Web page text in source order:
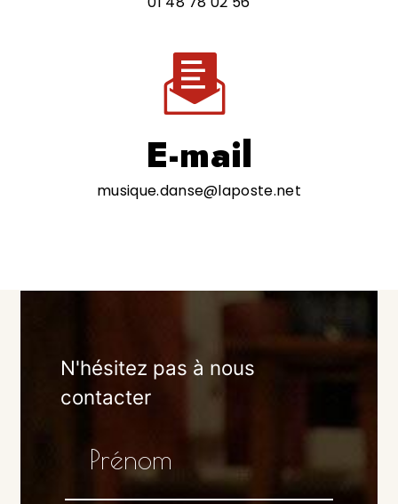
E-mail
musique.danse@laposte.net
N'hésitez pas à nous
contacter